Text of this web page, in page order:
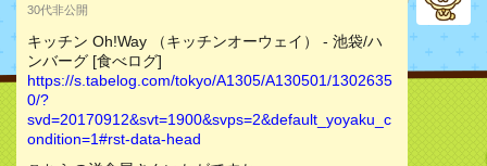
30代非公開
キッチン Oh!Way （キッチンオーウェイ） - 池袋/ハ
ンバーグ [食べログ]
https://s.tabelog.com/tokyo/A1305/A130501/1302635
0/?
svd=20170912&svt=1900&svps=2&default_yoyaku_c
ondition=1#rst-data-head